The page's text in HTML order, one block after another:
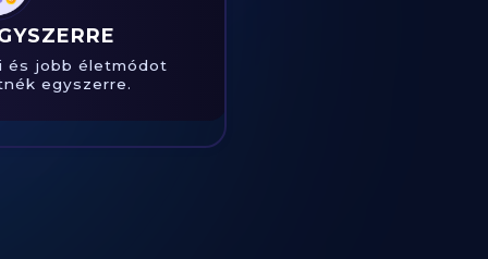
és jobb életmódot
egyszerre.